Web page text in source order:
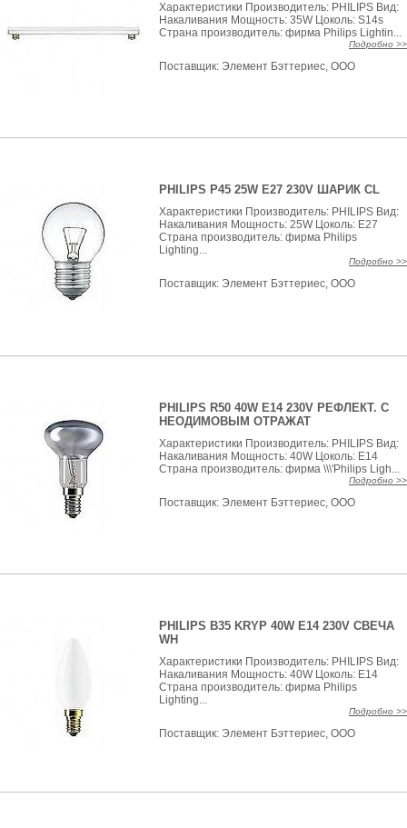
Характеристики Производитель: PHILIPS Вид:
Накаливания Мощность: 35W Цоколь: S14s
Страна производитель: фирма Philips Lightin...
Подробно >>
Поставщик: Элемент Бэттериес, ООО
PHILIPS P45 25W E27 230V ШАРИК CL
Характеристики Производитель: PHILIPS Вид:
Накаливания Мощность: 25W Цоколь: E27
Страна производитель: фирма Philips
Lighting...
Подробно >>
Поставщик: Элемент Бэттериес, ООО
PHILIPS R50 40W E14 230V РЕФЛЕКТ. С
НЕОДИМОВЫМ ОТРАЖАТ
Характеристики Производитель: PHILIPS Вид:
Накаливания Мощность: 40W Цоколь: E14
Страна производитель: фирма \\\'Philips Ligh...
Подробно >>
Поставщик: Элемент Бэттериес, ООО
PHILIPS B35 KRYP 40W E14 230V СВЕЧА
WH
Характеристики Производитель: PHILIPS Вид:
Накаливания Мощность: 40W Цоколь: E14
Страна производитель: фирма Philips
Lighting...
Подробно >>
Поставщик: Элемент Бэттериес, ООО